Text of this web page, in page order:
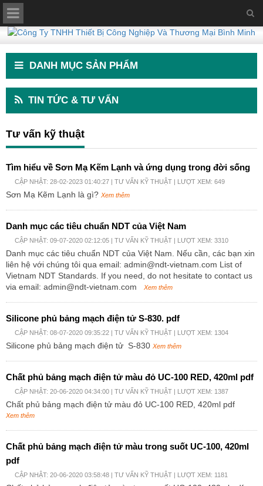
DANH MỤC SẢN PHẨM
TIN TỨC & TƯ VẤN
Tư vấn kỹ thuật
Tìm hiểu về Sơn Mạ Kẽm Lạnh và ứng dụng trong đời sống
CẬP NHẬT: 28-02-2023 01:40:27 | TƯ VẤN KỸ THUẬT | LƯỢT XEM: 649
Sơn Mạ Kẽm Lạnh là gì? Xem thêm
Danh mục các tiêu chuẩn NDT của Việt Nam
CẬP NHẬT: 09-07-2020 02:12:05 | TƯ VẤN KỸ THUẬT | LƯỢT XEM: 3310
Danh mục các tiêu chuẩn NDT của Việt Nam. Nếu cần, các bạn xin
liên hệ với chúng tôi qua email: admin@ndt-vietnam.com List of
Vietnam NDT Standards. If you need, do not hesitate to contact us
via email: admin@ndt-vietnam.com
Xem thêm
Silicone phủ bảng mạch điện tử S-830. pdf
CẬP NHẬT: 08-07-2020 09:35:22 | TƯ VẤN KỸ THUẬT | LƯỢT XEM: 1304
Silicone phủ bảng mạch điện tử S-830 Xem thêm
Chất phủ bảng mạch điện tử màu đỏ UC-100 RED, 420ml pdf
CẬP NHẬT: 20-06-2020 04:34:00 | TƯ VẤN KỸ THUẬT | LƯỢT XEM: 1387
Chất phủ bảng mạch điện tử màu đỏ UC-100 RED, 420ml pdf
Xem thêm
Chất phủ bảng mạch điện tử màu trong suốt UC-100, 420ml
pdf
CẬP NHẬT: 20-06-2020 03:58:48 | TƯ VẤN KỸ THUẬT | LƯỢT XEM: 1181